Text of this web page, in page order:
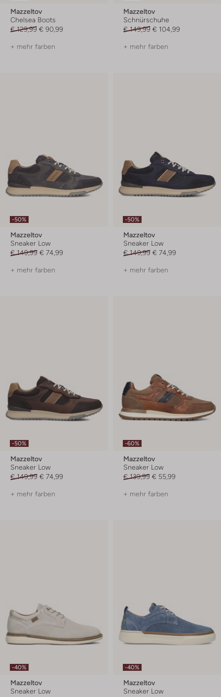
Mazzeltov
Chelsea Boots
€ 129,99 € 90,99
+ mehr farben
Mazzeltov
Schnürschuhe
€ 149,99 € 104,99
+ mehr farben
-50%
Mazzeltov
Sneaker Low
€ 149,99 € 74,99
+ mehr farben
-50%
Mazzeltov
Sneaker Low
€ 149,99 € 74,99
+ mehr farben
-50%
Mazzeltov
Sneaker Low
€ 149,99 € 74,99
+ mehr farben
-60%
Mazzeltov
Sneaker Low
€ 139,99 € 55,99
+ mehr farben
-40%
Mazzeltov
Sneaker Low
-40%
Mazzeltov
Sneaker Low